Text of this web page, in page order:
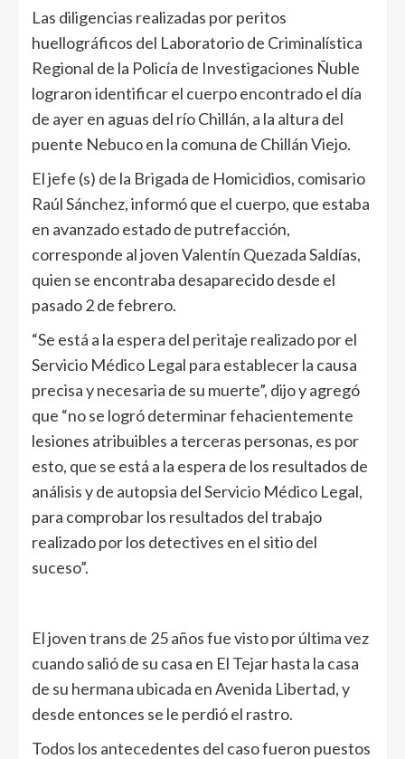
Las diligencias realizadas por peritos
huellográficos del Laboratorio de Criminalística
Regional de la Policía de Investigaciones Ñuble
lograron identificar el cuerpo encontrado el día
de ayer en aguas del río Chillán, a la altura del
puente Nebuco en la comuna de Chillán Viejo.
El jefe (s) de la Brigada de Homicidios, comisario
Raúl Sánchez, informó que el cuerpo, que estaba
en avanzado estado de putrefacción,
corresponde al joven Valentín Quezada Saldías,
quien se encontraba desaparecido desde el
pasado 2 de febrero.
“Se está a la espera del peritaje realizado por el
Servicio Médico Legal para establecer la causa
precisa y necesaria de su muerte”, dijo y agregó
que “no se logró determinar fehacientemente
lesiones atribuibles a terceras personas, es por
esto, que se está a la espera de los resultados de
análisis y de autopsia del Servicio Médico Legal,
para comprobar los resultados del trabajo
realizado por los detectives en el sitio del
suceso”.
El joven trans de 25 años fue visto por última vez
cuando salió de su casa en El Tejar hasta la casa
de su hermana ubicada en Avenida Libertad, y
desde entonces se le perdió el rastro.
Todos los antecedentes del caso fueron puestos